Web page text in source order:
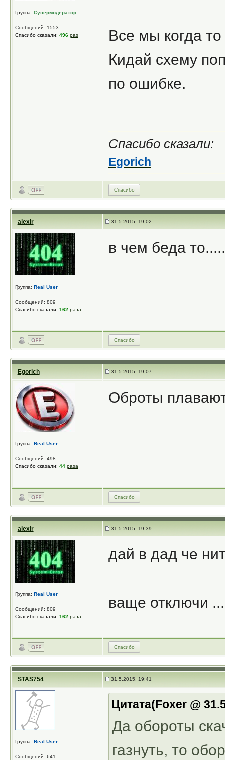
Группа: Супермодератор
Сообщений: 1553
Спасибо сказали: 496 раз
Все мы когда
Кидай схему
по ошибке.
Спасибо сказали:
Egorich
Спасибо
alexir 31.5.2015, 19:02
Группа: Real User
Сообщений: 809
Спасибо сказали: 162 раза
в чем беда
Спасибо
Egorich 31.5.2015, 19:07
Группа: Real User
Сообщений: 498
Спасибо сказали: 44 раза
Оброты
Спасибо
alexir 31.5.2015, 19:39
Группа: Real User
Сообщений: 809
Спасибо сказали: 162 раза
дай в дад че
ваще отключи
Спасибо
STAS754 31.5.2015, 19:41
Группа: Real User
Сообщений: 641
Цитата(Foxer @
Да обороты
газнуть, то